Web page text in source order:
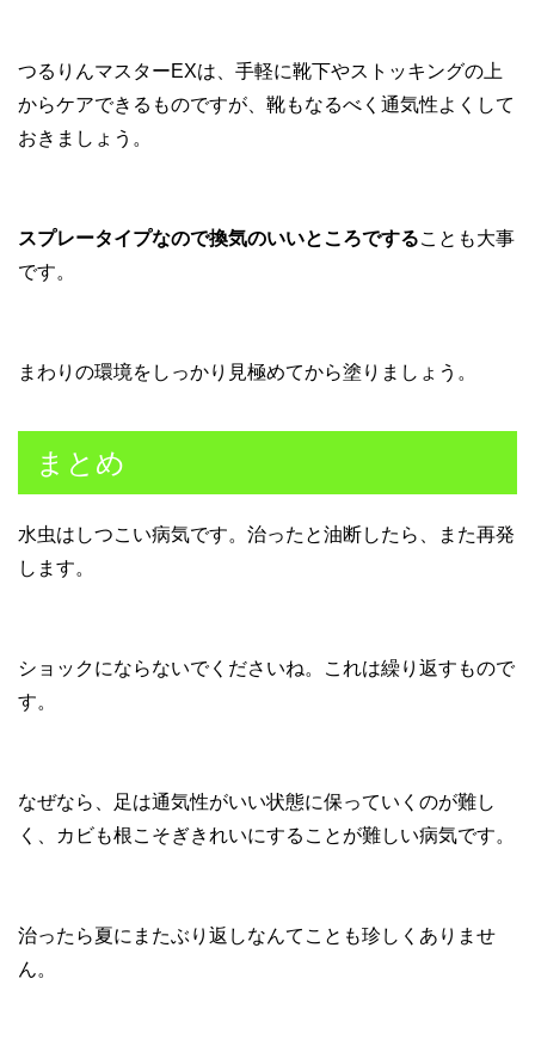
つるりんマスターEXは、手軽に靴下やストッキングの上
からケアできるものですが、靴もなるべく通気性よくして
おきましょう。
スプレータイプなので換気のいいところですることも大事
です。
まわりの環境をしっかり見極めてから塗りましょう。
まとめ
水虫はしつこい病気です。治ったと油断したら、また再発
します。
ショックにならないでくださいね。これは繰り返すもので
す。
なぜなら、足は通気性がいい状態に保っていくのが難し
く、カビも根こそぎきれいにすることが難しい病気です。
治ったら夏にまたぶり返しなんてことも珍しくありませ
ん。